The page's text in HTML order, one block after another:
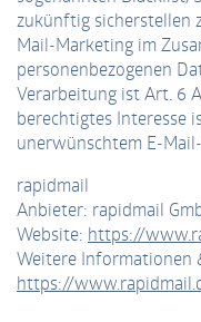
zukünftig sicherstellen
Mail-Marketing im
personenbezogenen
Verarbeitung ist Art. 6
berechtigtes Interesse
unerwünschtem E-
rapidmail
Anbieter: rapidmail
Website: https://
Weitere Informationen
https://